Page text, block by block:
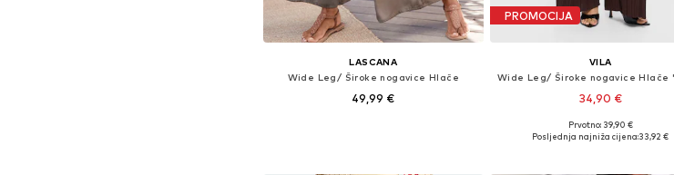
LASCANA
Wide Leg/ Široke nogavice Hlače
49,99 €
PROMOCIJA
VILA
34,90 €
+ 7
Dostupne veličine: 36, 38, 40, 44
Prvotno: 39,90 €
Posljednja najniža cijena:33,92 €